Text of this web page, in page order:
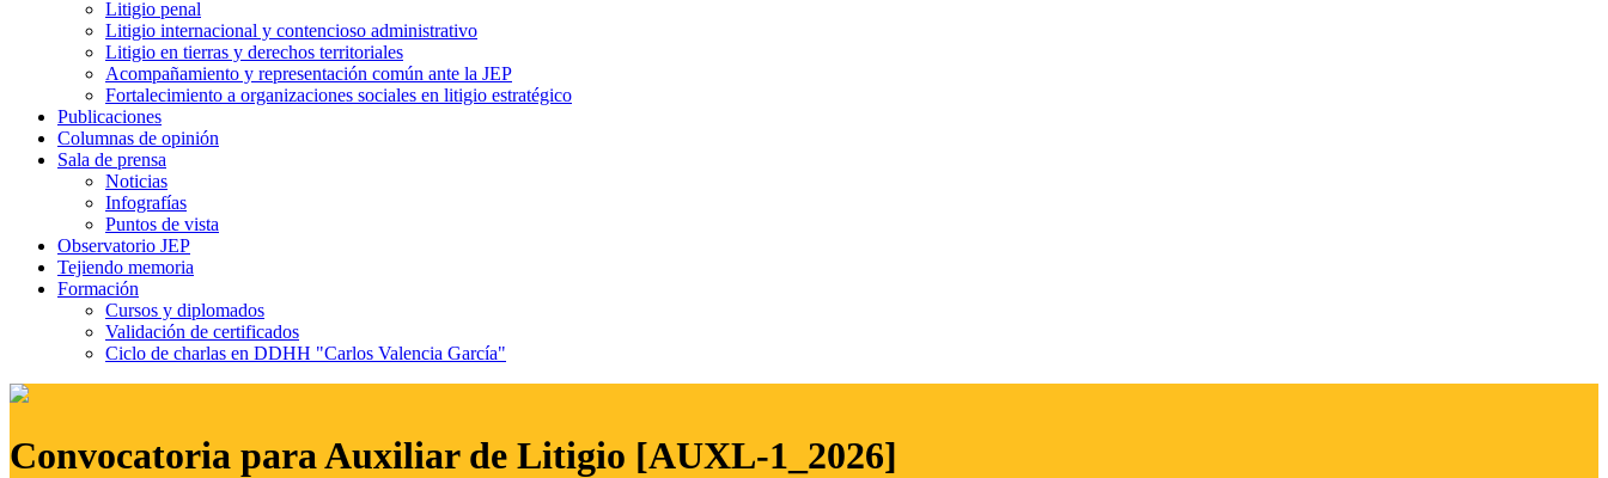
Litigio penal
Litigio internacional y contencioso administrativo
Litigio en tierras y derechos territoriales
Acompañamiento y representación común ante la JEP
Fortalecimiento a organizaciones sociales en litigio estratégico
Publicaciones
Columnas de opinión
Sala de prensa
Noticias
Infografías
Puntos de vista
Observatorio JEP
Tejiendo memoria
Formación
Cursos y diplomados
Validación de certificados
Ciclo de charlas en DDHH "Carlos Valencia García"
Convocatoria para Auxiliar de Litigio [AUXL-1_2026]